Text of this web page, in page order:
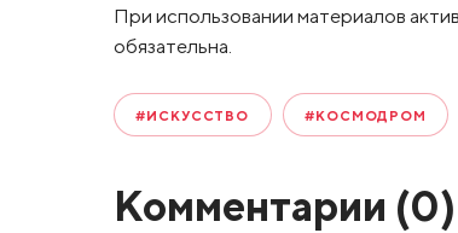
При использовании материалов
обязательна.
#ИСКУССТВО #КОСМОДРОМ
Комментарии (0)